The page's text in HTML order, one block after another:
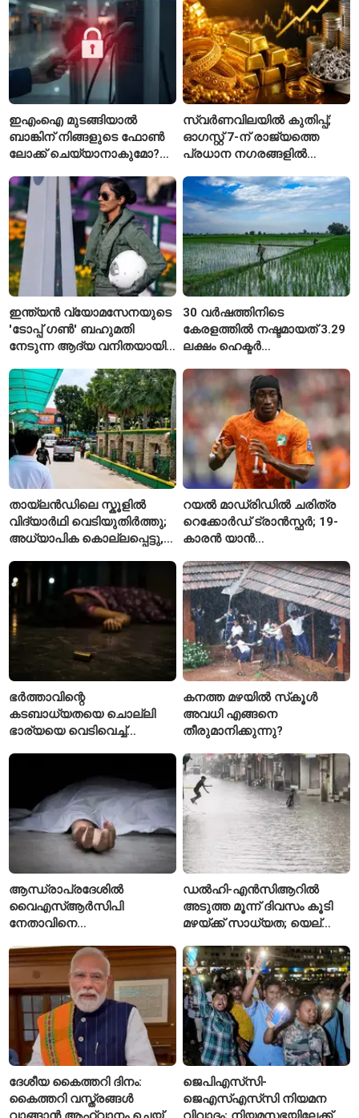
നിരീക്ഷണത്തിൽ
ഇഎംഐ മുടങ്ങിയാൽ
ബാങ്കിന് നിങ്ങളുടെ ഫോൺ
ലോക്ക് ചെയ്യാനാകുമോ?
ചട്ടങ്ങൾ ഇങ്ങനെ
സ്വർണവിലയിൽ കുതിപ്പ്;
ഓഗസ്റ്റ് 7-ന് രാജ്യത്തെ
പ്രധാന നഗരങ്ങളിൽ
ഇന്ത്യൻ വ്യോമസേനയുടെ
'ടോപ്പ് ഗൺ' ബഹുമതി
നേടുന്ന ആദ്യ വനിതയായി
30 വർഷത്തിനിടെ
കേരളത്തിൽ നഷ്ടമായത് 3.29
ലക്ഷം ഹെക്ടർ
തായ്‌ലൻഡിലെ സ്കൂളിൽ
വിദ്യാർഥി വെടിയുതിർത്തു;
അധ്യാപിക കൊല്ലപ്പെട്ടു,
റയൽ മാഡ്രിഡിൽ ചരിത്ര
റെക്കോർഡ് ട്രാൻസ്ഫർ; 19-
കാരൻ യാൻ
സ്വന്തമാക്കി സ്പാനിഷ്
വമ്പന്മാർ
ഭർത്താവിന്റെ
കടബാധ്യതയെ ചൊല്ലി
ഭാര്യയെ വെടിവെച്ച്
കൊലപാതകം
കനത്ത മഴയിൽ സ്‌കൂൾ
അവധി എങ്ങനെ
തീരുമാനിക്കുന്നു?
ആന്ധ്രാപ്രദേശിൽ
വൈഎസ്ആർസിപി
നേതാവിനെ
അന്വേഷണം ആരംഭിച്ച്
പൊലീസ്
ഡൽഹി-എൻസിആറിൽ
അടുത്ത മൂന്ന് ദിവസം കൂടി
മഴയ്ക്ക് സാധ്യത; യെല്ലോ
ഐഎംഡി
ദേശീയ കൈത്തറി ദിനം:
കൈത്തറി വസ്ത്രങ്ങൾ
ജെപിഎസ്‌സി-
ജെഎസ്എസ്‌സി നിയമന